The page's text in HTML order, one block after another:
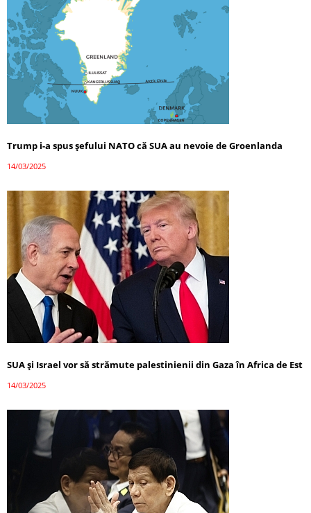
Trump i-a spus șefului NATO că SUA au nevoie de Groenlanda
14/03/2025
SUA și Israel vor să strămute palestinienii din Gaza în Africa de Est
14/03/2025